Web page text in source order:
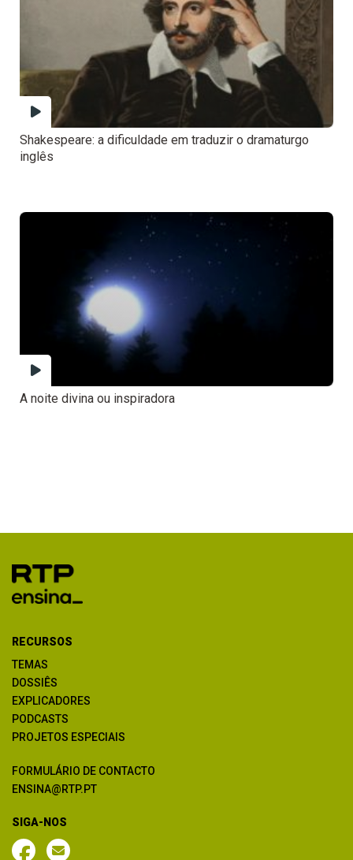
Shakespeare: a dificuldade em traduzir o dramaturgo
inglês
A noite divina ou inspiradora
RECURSOS
TEMAS
DOSSIÊS
EXPLICADORES
PODCASTS
PROJETOS ESPECIAIS
FORMULÁRIO DE CONTACTO
ENSINA@RTP.PT
SIGA-NOS